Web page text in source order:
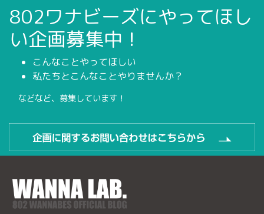
802ワナビーズにやってほし
い企画募集中！
こんなことやってほしい
私たちとこんなことやりませんか？
などなど、募集しています！